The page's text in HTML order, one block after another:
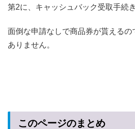
第2に、キャッシュバック受取手続
面倒な申請なしで商品券が貰える
ありません。
このページのまとめ